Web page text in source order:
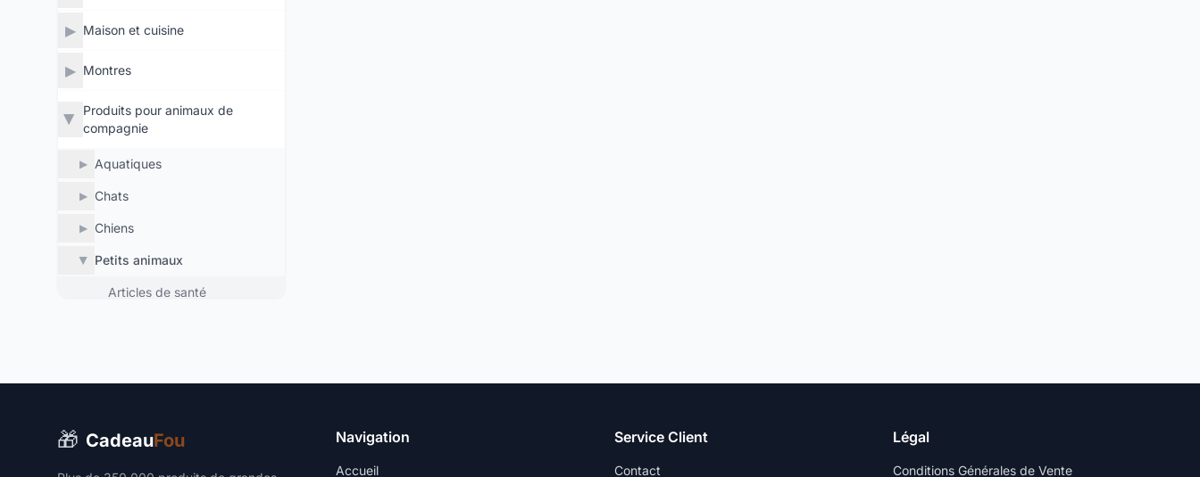
▶ Maison et cuisine
▶ Montres
▶
Produits pour animaux de
compagnie
▶ Aquatiques
▶ Chats
▶ Chiens
▶ Petits animaux
Articles de santé
Colliers, harnais et laisses
Hygiène
🎁 CadeauFou Navigation
Accueil
Service Client
Contact
Légal
Conditions Générales de Vente